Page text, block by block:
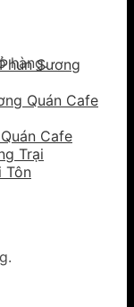
hàng.Sương
Quán Cafe
Cafe
Trại
Tôn